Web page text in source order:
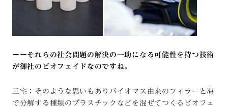
ーーそれらの社会問題の解決の一助になる可能性を持つ技術
が御社のビオフェイドなのですね。
三宅：そのような思いもありバイオマス由来のフィラーと海
で分解する種類のプラスチックなどを混ぜてつくるビオフェ